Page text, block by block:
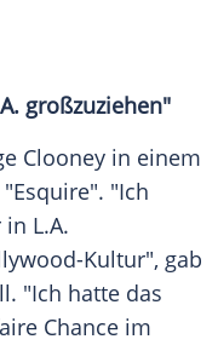
großzuziehen"
Clooney in einem
"Ich
L.A.
Kultur", gab
"Ich hatte das
Chance im